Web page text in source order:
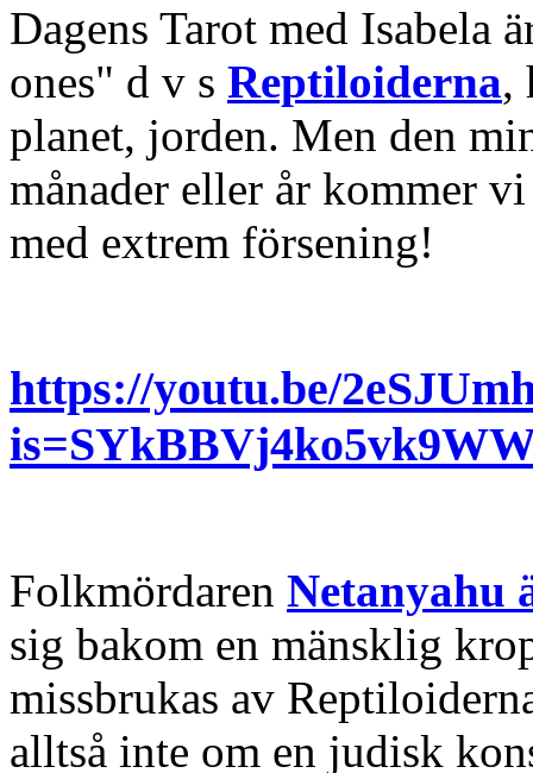
Dagens Tarot med Isabela
ones" d v s Reptiloiderna,
planet, jorden. Men den
månader eller år
med extrem försening!
https://youtu.be/
Folkmördaren Netanyahu
sig bakom en mänsklig
missbrukas av
alltså inte om en judisk